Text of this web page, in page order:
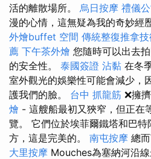
活的離散場所。 烏日按摩 禮儀
漫的心情，這無疑為我的奇妙經
外燴buffet 空間 傳統整復推拿
薦 下午茶外燴 您隨時可以出去
的安全性。 泰國簽證 沾黏 在冬
室外觀光的娛樂性可能會減少，
護我們的臉。 台中 抓龍筋 ❌擁擠
燴 - 這艘船最初又狹窄，但正在
覽。 它們位於埃菲爾鐵塔和巴
方，這是完美的。 南屯按摩 總
大里按摩 Mouches為塞納河沿